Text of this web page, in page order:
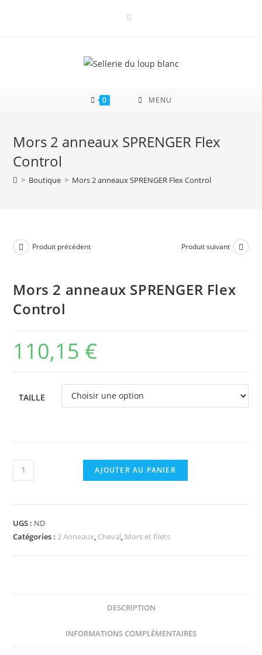
0 MENU
Mors 2 anneaux SPRENGER Flex
Control
> Boutique > Mors 2 anneaux SPRENGER Flex Control
Produit précédent Produit suivant
Mors 2 anneaux SPRENGER Flex
Control
110,15 €
TAILLE
quantité
de
anneaux
SPRENGER
AJOUTER AU PANIER
UGS : ND
Catégories : 2 Anneaux Cheval Mors et filets
DESCRIPTION
INFORMATIONS COMPLÉMENTAIRES